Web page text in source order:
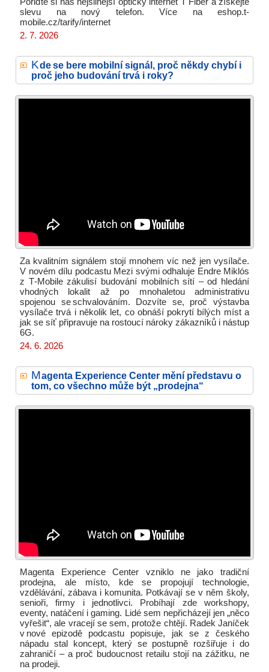
slevu na nový telefon. Více na eshop.t-
mobile.cz/tarify/internet
2. 7. 2026
Kde se bere mobilní signál, proč někdy chybí i
proč jeho budování trvá i roky?
Za kvalitním signálem stojí mnohem víc než jen vysílače.
V novém dílu podcastu Mezi svými odhaluje Endre Miklós
z T‑Mobile zákulisí budování mobilních sítí – od hledání
vhodných lokalit až po mnohaletou administrativu
spojenou se schvalováním. Dozvíte se, proč výstavba
vysílače trvá i několik let, co obnáší pokrytí bílých míst a
jak se síť připravuje na rostoucí nároky zákazníků i nástup
6G.
24. 6. 2026
Magenta Experience Center mění představu o
tom, co všechno může být „prodejna“
Magenta Experience Center vzniklo ne jako tradiční
prodejna, ale místo, kde se propojují technologie,
vzdělávání, zábava i komunita. Potkávají se v něm školy,
senioři, firmy i jednotlivci. Probíhají zde workshopy,
eventy, natáčení i gaming. Lidé sem nepřicházejí jen „něco
vyřešit“, ale vracejí se sem, protože chtějí. Radek Janíček
v nové epizodě podcastu popisuje, jak se z českého
nápadu stal koncept, který se postupně rozšiřuje i do
zahraničí – a proč budoucnost retailu stojí na zážitku, ne
na prodeji.